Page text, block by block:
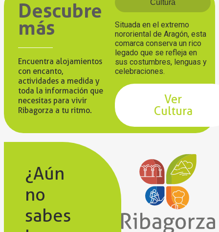
Descubre
más
Encuentra alojamientos
con encanto,
actividades a medida y
toda la información que
necesitas para vivir
Ribagorza a tu ritmo.
Cultura
Situada en el extremo
nororiental de Aragón, esta
comarca conserva un rico
legado que se refleja en
sus costumbres, lenguas y
celebraciones.
Ver
Cultura
¿Aún
no
sabes